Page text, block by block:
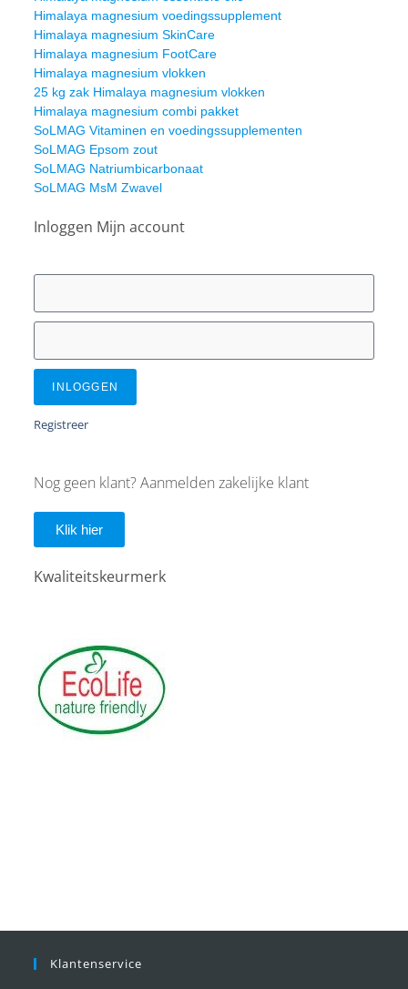
Himalaya magnesium voedingssupplement
Himalaya magnesium SkinCare
Himalaya magnesium FootCare
Himalaya magnesium vlokken
25 kg zak Himalaya magnesium vlokken
Himalaya magnesium combi pakket
SoLMAG Vitaminen en voedingssupplementen
SoLMAG Epsom zout
SoLMAG Natriumbicarbonaat
SoLMAG MsM Zwavel
Inloggen Mijn account
INLOGGEN
Registreer
Nog geen klant? Aanmelden zakelijke klant
Klik hier
Kwaliteitskeurmerk
Klantenservice